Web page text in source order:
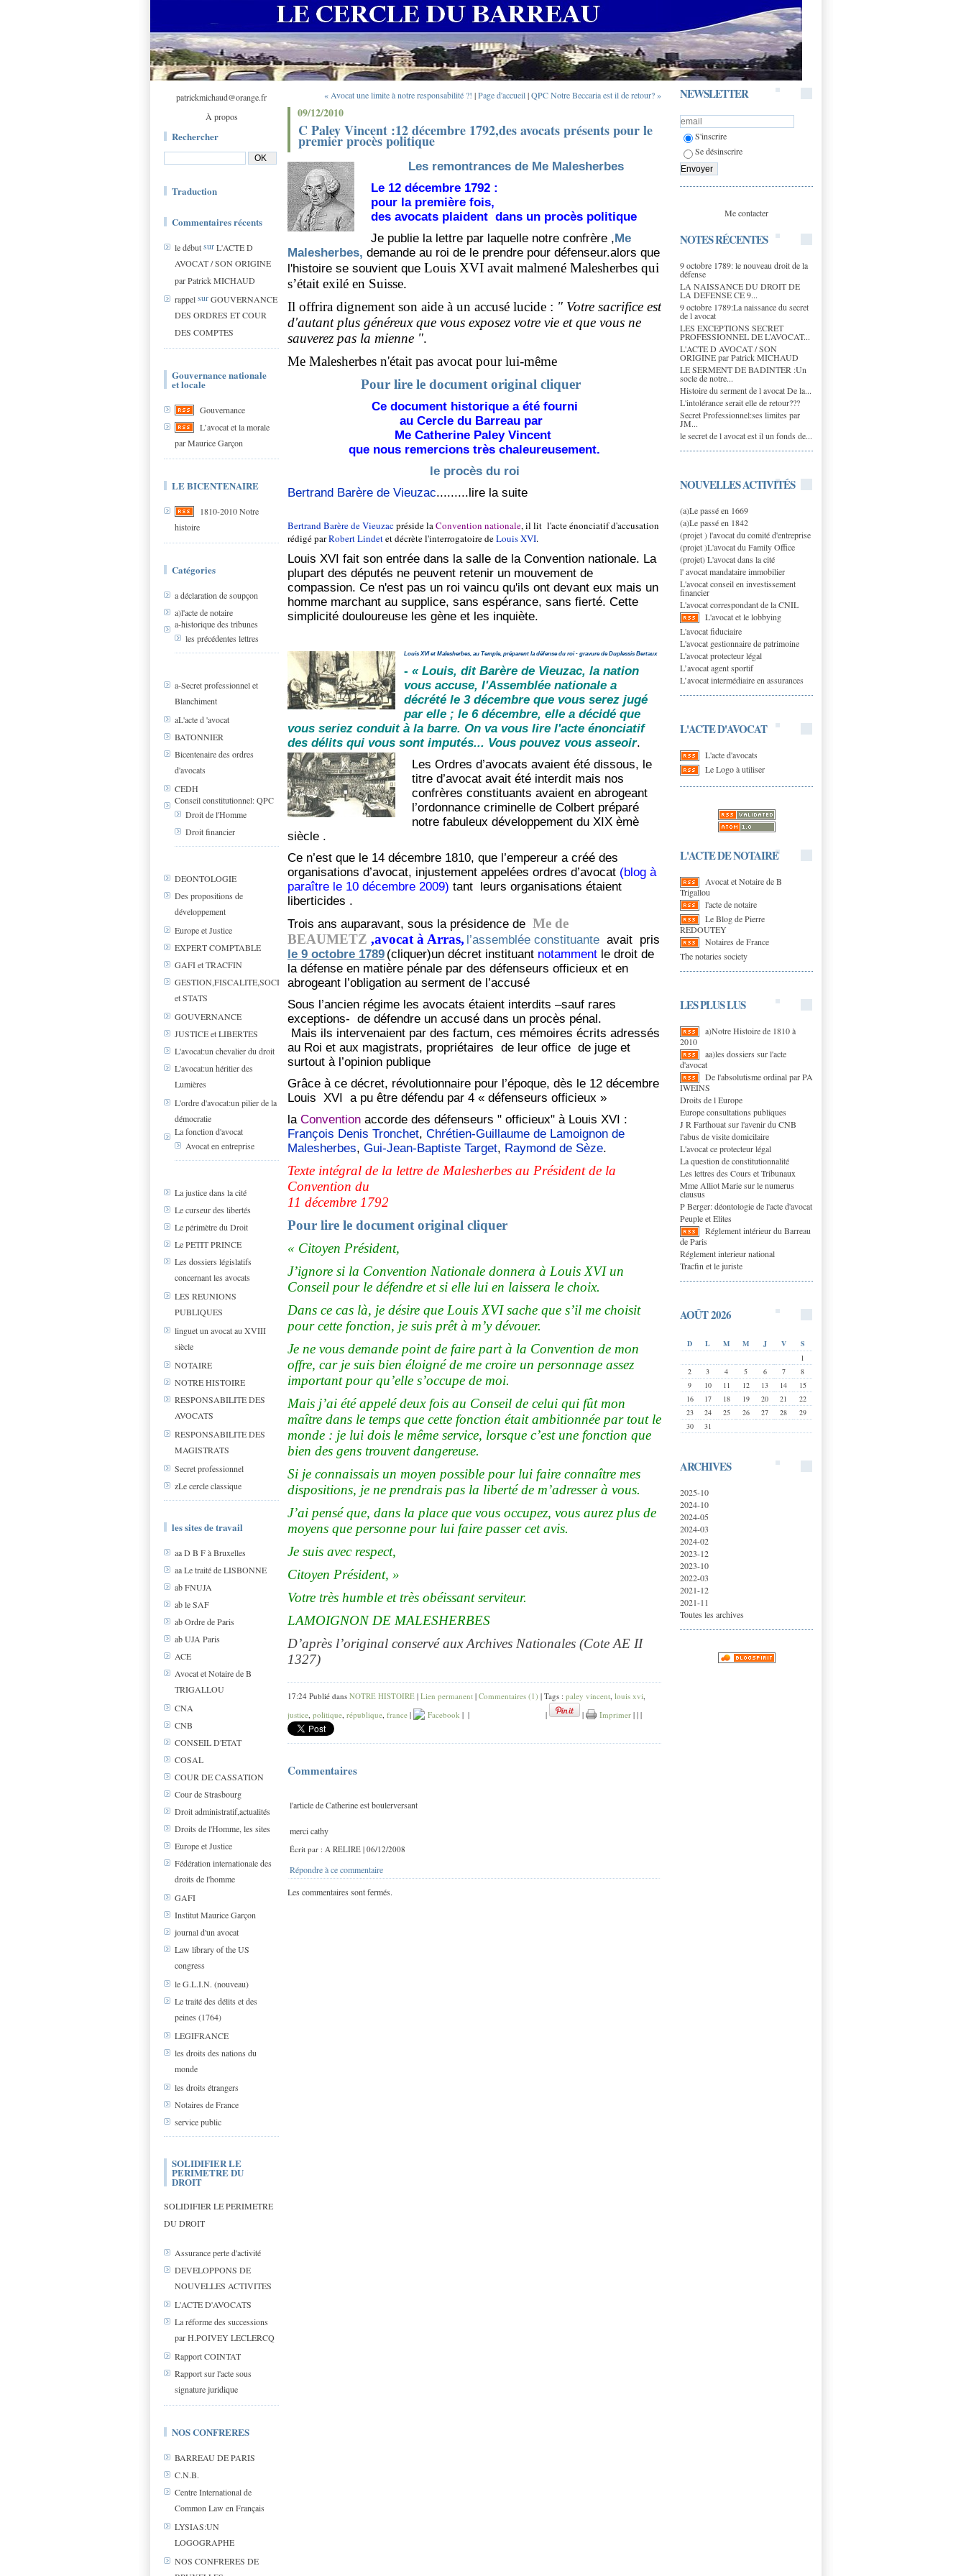
patrickmichaud@orange.fr
À propos
Rechercher
Traduction
Commentaires récents
le débutsurL'ACTE D
AVOCAT / SON ORIGINE
par Patrick MICHAUD
rappelsurGOUVERNANCE
DES ORDRES ET COUR
DES COMPTES
Gouvernance nationale
et locale
Gouvernance
L’avocat et la morale
par Maurice Garçon
LE BICENTENAIRE
1810-2010 Notre
histoire
Catégories
a déclaration de soupçon
a)l'acte de notaire
a-historique des tribunes
les précédentes lettres
a-Secret professionnel et
Blanchiment
aL'acte d 'avocat
BATONNIER
Bicentenaire des ordres
d'avocats
CEDH
Conseil constitutionnel: QPC
Droit de l'Homme
Droit financier
DEONTOLOGIE
Des propositions de
développement
Europe et Justice
EXPERT COMPTABLE
GAFI et TRACFIN
GESTION,FISCALITE,SOCIAL
et STATS
GOUVERNANCE
JUSTICE et LIBERTES
L'avocat:un chevalier du droit
L'avocat:un héritier des
Lumières
L'ordre d'avocat:un pilier de la
démocratie
La fonction d'avocat
Avocat en entreprise
La justice dans la cité
Le curseur des libertés
Le périmètre du Droit
Le PETIT PRINCE
Les dossiers législatifs
concernant les avocats
LES REUNIONS
PUBLIQUES
linguet un avocat au XVIII
siècle
NOTAIRE
NOTRE HISTOIRE
RESPONSABILITE DES
AVOCATS
RESPONSABILITE DES
MAGISTRATS
Secret professionnel
zLe cercle classique
les sites de travail
aa D B F à Bruxelles
aa Le traité de LISBONNE
ab FNUJA
ab le SAF
ab Ordre de Paris
ab UJA Paris
ACE
Avocat et Notaire de B
TRIGALLOU
CNA
CNB
CONSEIL D'ETAT
COSAL
COUR DE CASSATION
Cour de Strasbourg
Droit administratif,actualités
Droits de l'Homme, les sites
Europe et Justice
Fédération internationale des
droits de l'homme
GAFI
Institut Maurice Garçon
journal d'un avocat
Law library of the US
congress
le G.L.I.N. (nouveau)
Le traité des délits et des
peines (1764)
LEGIFRANCE
les droits des nations du
monde
les droits étrangers
Notaires de France
service public
SOLIDIFIER LE
PERIMETRE DU
DROIT
SOLIDIFIER LE PERIMETRE
DU DROIT
Assurance perte d'activité
DEVELOPPONS DE
NOUVELLES ACTIVITES
L'ACTE D'AVOCATS
La réforme des successions
par H.POIVEY LECLERCQ
Rapport COINTAT
Rapport sur l'acte sous
signature juridique
NOS CONFRERES
BARREAU DE PARIS
C.N.B.
Centre International de
Common Law en Français
LYSIAS:UN
LOGOGRAPHE
NOS CONFRERES DE
NEWSLETTER
S'inscrire
Se désinscrire
Me contacter
NOTES RÉCENTES
9 octobre 1789: le nouveau droit de la
défense
LA NAISSANCE DU DROIT DE
LA DEFENSE CE 9...
9 octobre 1789:La naissance du secret
de l avocat
LES EXCEPTIONS SECRET
PROFESSIONNEL DE L’AVOCAT...
L'ACTE D AVOCAT / SON
ORIGINE par Patrick MICHAUD
LE SERMENT DE BADINTER :Un
socle de notre...
Histoire du serment de l avocat De la...
L'intolérance serait elle de retour???
Secret Professionnel:ses limites par
JM...
le secret de l avocat est il un fonds de...
NOUVELLES ACTIVITÉS
(a)Le passé en 1669
(a)Le passé en 1842
(projet ) l'avocat du comité d'entreprise
(projet )L'avocat du Family Office
(projet) L'avocat dans la cité
l' avocat mandataire immobilier
L'avocat conseil en investissement
financier
L'avocat correspondant de la CNIL
L'avocat et le lobbying
L'avocat fiduciaire
L'avocat gestionnaire de patrimoine
L'avocat protecteur légal
L’avocat agent sportif
L’avocat intermédiaire en assurances
L'ACTE D'AVOCAT
L'acte d'avocats
Le Logo à utiliser
L'ACTE DE NOTAIRE
Avocat et Notaire de B
Trigallou
l'acte de notaire
Le Blog de Pierre
REDOUTEY
Notaires de France
The notaries society
LES PLUS LUS
a)Notre Histoire de 1810 à
2010
aa)les dossiers sur l'acte
d'avocat
De l'absolutisme ordinal par PA
IWEINS
Droits de l Europe
Europe consultations publiques
J R Farthouat sur l'avenir du CNB
l'abus de visite domicilaire
L'avocat ce protecteur légal
La question de constitutionnalité
Les lettres des Cours et Tribunaux
Mme Alliot Marie sur le numerus
clausus
P Berger: déontologie de l'acte d'avocat
Peuple et Elites
Réglement intérieur du Barreau
de Paris
Réglement interieur national
Tracfin et le juriste
AOÛT 2026
D L M M J V
S
1
2
3 4 5 6 7
8
9
10 11 12 13 14
15
16
17 18 19 20 21
22
23
24 25 26 27 28
29
30
31
ARCHIVES
2025-10
2024-10
2024-05
2024-03
2024-02
2023-12
2023-10
2022-03
2021-12
2021-11
Toutes les archives
« Avocat une limite à notre responsabilité ?! |Page d'accueil|QPC Notre Beccaria est il de retour? »
09/12/2010
C Paley Vincent :12 décembre 1792,des avocats présents pour le
premier procès politique
Les remontrances de Me Malesherbes
Le 12 décembre 1792 :
pour la première fois,
des avocats plaident dans un procès politique
Je publie la lettre par laquelle notre confrère ,Me
Malesherbes, demande au roi de le prendre pour défenseur.alors que
l'histoire se souvient que Louis XVI avait malmené Malesherbes qui
s’était exilé en Suisse.
Il offrira dignement son aide à un accusé lucide : " Votre sacrifice est
d'autant plus généreux que vous exposez votre vie et que vous ne
sauverez pas la mienne ".
Me Malesherbes n'était pas avocat pour lui-même
Pour lire le document original cliquer
Ce document historique a été fourni
au Cercle du Barreau par
Me Catherine Paley Vincent
que nous remercions très chaleureusement.
le procès du roi
Bertrand Barère de Vieuzac.........lire la suite
Bertrand Barère de Vieuzacpréside laConvention nationale, il lit l'acte énonciatif d'accusation
rédigé parRobert Lindetet décrète l'interrogatoire deLouis XVI.
Louis XVI fait son entrée dans la salle de la Convention nationale. La
plupart des députés ne peuvent retenir un mouvement de
compassion. Ce n'est pas un roi vaincu qu'ils ont devant eux mais un
homme marchant au supplice, sans espérance, sans fierté. Cette
simplicité douloureuse les gène et les inquiète.
Louis XVI et Malesherbes, au Temple, préparent la défense du roi - gravure de Duplessis Bertaux
- « Louis, dit Barère de Vieuzac, la nation
vous accuse, l'Assemblée nationale a
décrété le 3 décembre que vous serez jugé
par elle ; le 6 décembre, elle a décidé que
vous seriez conduit à la barre. On va vous lire l'acte énonciatif
des délits qui vous sont imputés... Vous pouvez vous asseoir.
Les Ordres d’avocats avaient été dissous, le
titre d’avocat avait été interdit mais nos
confrères constituants avaient en abrogeant
l’ordonnance criminelle de Colbert préparé
notre fabuleux développement du XIX èmè
siècle .
Ce n’est que le 14 décembre 1810, que l’empereur a créé des
organisations d’avocat, injustement appelées ordres d’avocat (blog à
paraître le 10 décembre 2009) tant leurs organisations étaient
liberticides .
Trois ans auparavant, sous la présidence de Me de
BEAUMETZ ,avocat à Arras, l’assemblée constituante avait pris
le 9 octobre 1789 (cliquer)un décret instituant notamment le droit de
la défense en matière pénale par des défenseurs officieux et en
abrogeant l’obligation au serment de l’accusé
Sous l’ancien régime les avocats étaient interdits –sauf rares
exceptions- de défendre un accusé dans un procès pénal.
Mais ils intervenaient par des factum, ces mémoires écrits adressés
au Roi et aux magistrats, propriétaires de leur office de juge et
surtout à l’opinion publique
Grâce à ce décret, révolutionnaire pour l’époque, dès le 12 décembre
Louis XVI a pu être défendu par 4 « défenseurs officieux »
la Convention accorde des défenseurs " officieux" à Louis XVI :
François Denis Tronchet, Chrétien-Guillaume de Lamoignon de
Malesherbes, Gui-Jean-Baptiste Target, Raymond de Sèze.
Texte intégral de la lettre de Malesherbes au Président de la
Convention du
11 décembre 1792
Pour lire le document original cliquer
« Citoyen Président,
J’ignore si la Convention Nationale donnera à Louis XVI un
Conseil pour le défendre et si elle lui en laissera le choix.
Dans ce cas là, je désire que Louis XVI sache que s’il me choisit
pour cette fonction, je suis prêt à m’y dévouer.
Je ne vous demande point de faire part à la Convention de mon
offre, car je suis bien éloigné de me croire un personnage assez
important pour qu’elle s’occupe de moi.
Mais j’ai été appelé deux fois au Conseil de celui qui fût mon
maître dans le temps que cette fonction était ambitionnée par tout le
monde : je lui dois le même service, lorsque c’est une fonction que
bien des gens trouvent dangereuse.
Si je connaissais un moyen possible pour lui faire connaître mes
dispositions, je ne prendrais pas la liberté de m’adresser à vous.
J’ai pensé que, dans la place que vous occupez, vous aurez plus de
moyens que personne pour lui faire passer cet avis.
Je suis avec respect,
Citoyen Président, »
Votre très humble et très obéissant serviteur.
LAMOIGNON DE MALESHERBES
D’après l’original conservé aux Archives Nationales (Cote AE II
1327)
17:24 Publié dans NOTRE HISTOIRE | Lien permanent | Commentaires (1) | Tags : paley vincent, louis xvi,
justice, politique, république, france | Facebook | | | | Imprimer | | |
Commentaires
l'article de Catherine est boulerversant
merci cathy
Écrit par : A RELIRE | 06/12/2008
Répondre à ce commentaire
Les commentaires sont fermés.